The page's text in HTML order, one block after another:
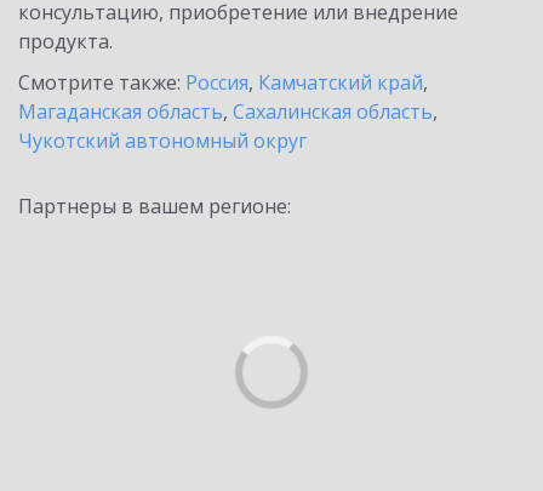
консультацию, приобретение или внедрение
продукта.
Смотрите также: Россия, Камчатский край,
Магаданская область, Сахалинская область,
Чукотский автономный округ
Партнеры в вашем регионе: